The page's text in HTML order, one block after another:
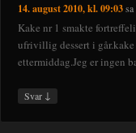
14. august 2010, kl. 09:03sa
Kake nr 1 smakte
ufrivillig dessert i går.kake
ettermiddag.Jeg er ingen
Svar ↓